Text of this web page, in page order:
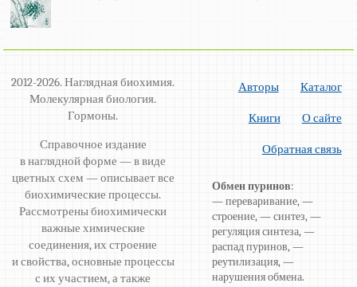
2012-2026. Наглядная биохимия.
Молекулярная биология.
Гормоны.
Справочное издание
в наглядной форме — в виде
цветных схем — описывает все
биохимические процессы.
Рассмотрены биохимически
важные химические
соединения, их строение
и свойства, основные процессы
с их участием, а также
Авторы Каталог
Книги О сайте
Обратная связь
Обмен пуринов:
— переваривание, —
строение, — синтез, —
регуляция синтеза, —
распад пуринов, —
реутилизация, —
нарушения обмена.